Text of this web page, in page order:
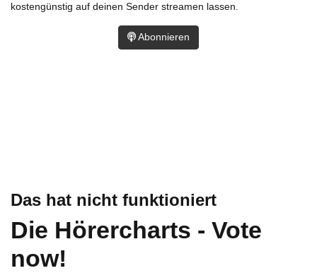
Das hat nicht funktioniert
Die Hörercharts - Vote
now!
kostengünstig auf deinen Sender streamen lassen.
Abonnieren